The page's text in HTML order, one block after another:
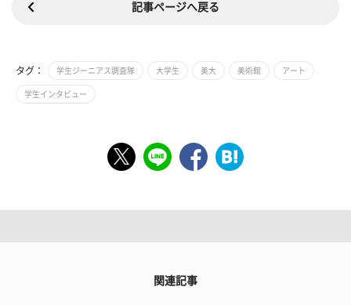
記事ページへ戻る
タグ： 学生ジーニアス調査隊 大学生 美大 美術館 アート
学生インタビュー
関連記事